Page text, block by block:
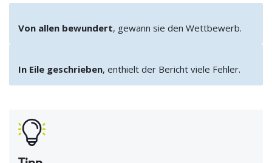
Von allen bewundert, gewann sie den Wettbewerb.
In Eile geschrieben, enthielt der Bericht viele Fehler.